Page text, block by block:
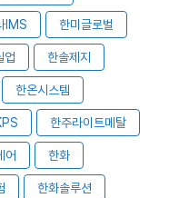
IMS 한미글로벌
업 한솔제지
한온시스템
한주라이트메탈
어 한화
한화솔루션